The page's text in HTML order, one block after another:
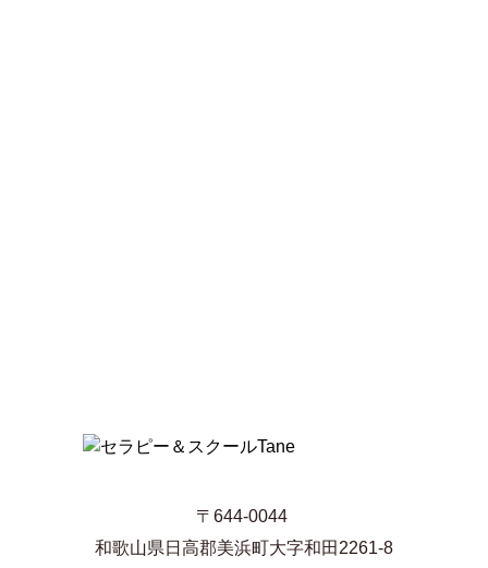
〒644-0044
和歌山県日高郡美浜町大字和田2261-8